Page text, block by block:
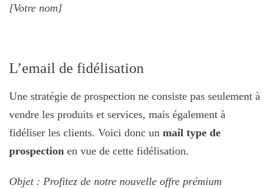
[Votre nom]
L’email de fidélisation
Une stratégie de prospection ne consiste pas seulement à
vendre les produits et services, mais également à
fidéliser les clients. Voici donc un mail type de
prospection en vue de cette fidélisation.
Objet : Profitez de notre nouvelle offre prémium